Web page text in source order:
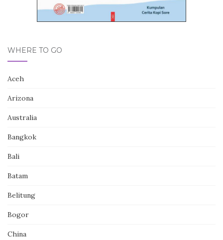
WHERE TO GO
Aceh
Arizona
Australia
Bangkok
Bali
Batam
Belitung
Bogor
China